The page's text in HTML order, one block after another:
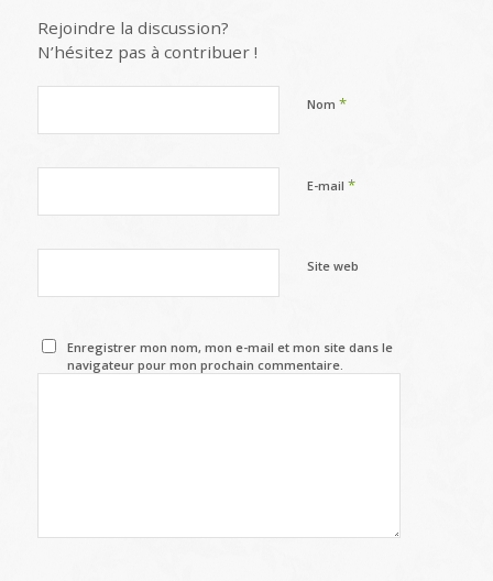
Rejoindre la discussion?
N’hésitez pas à contribuer !
Nom *
E-mail *
Site web
Enregistrer mon nom, mon e-mail et mon site dans le
navigateur pour mon prochain commentaire.